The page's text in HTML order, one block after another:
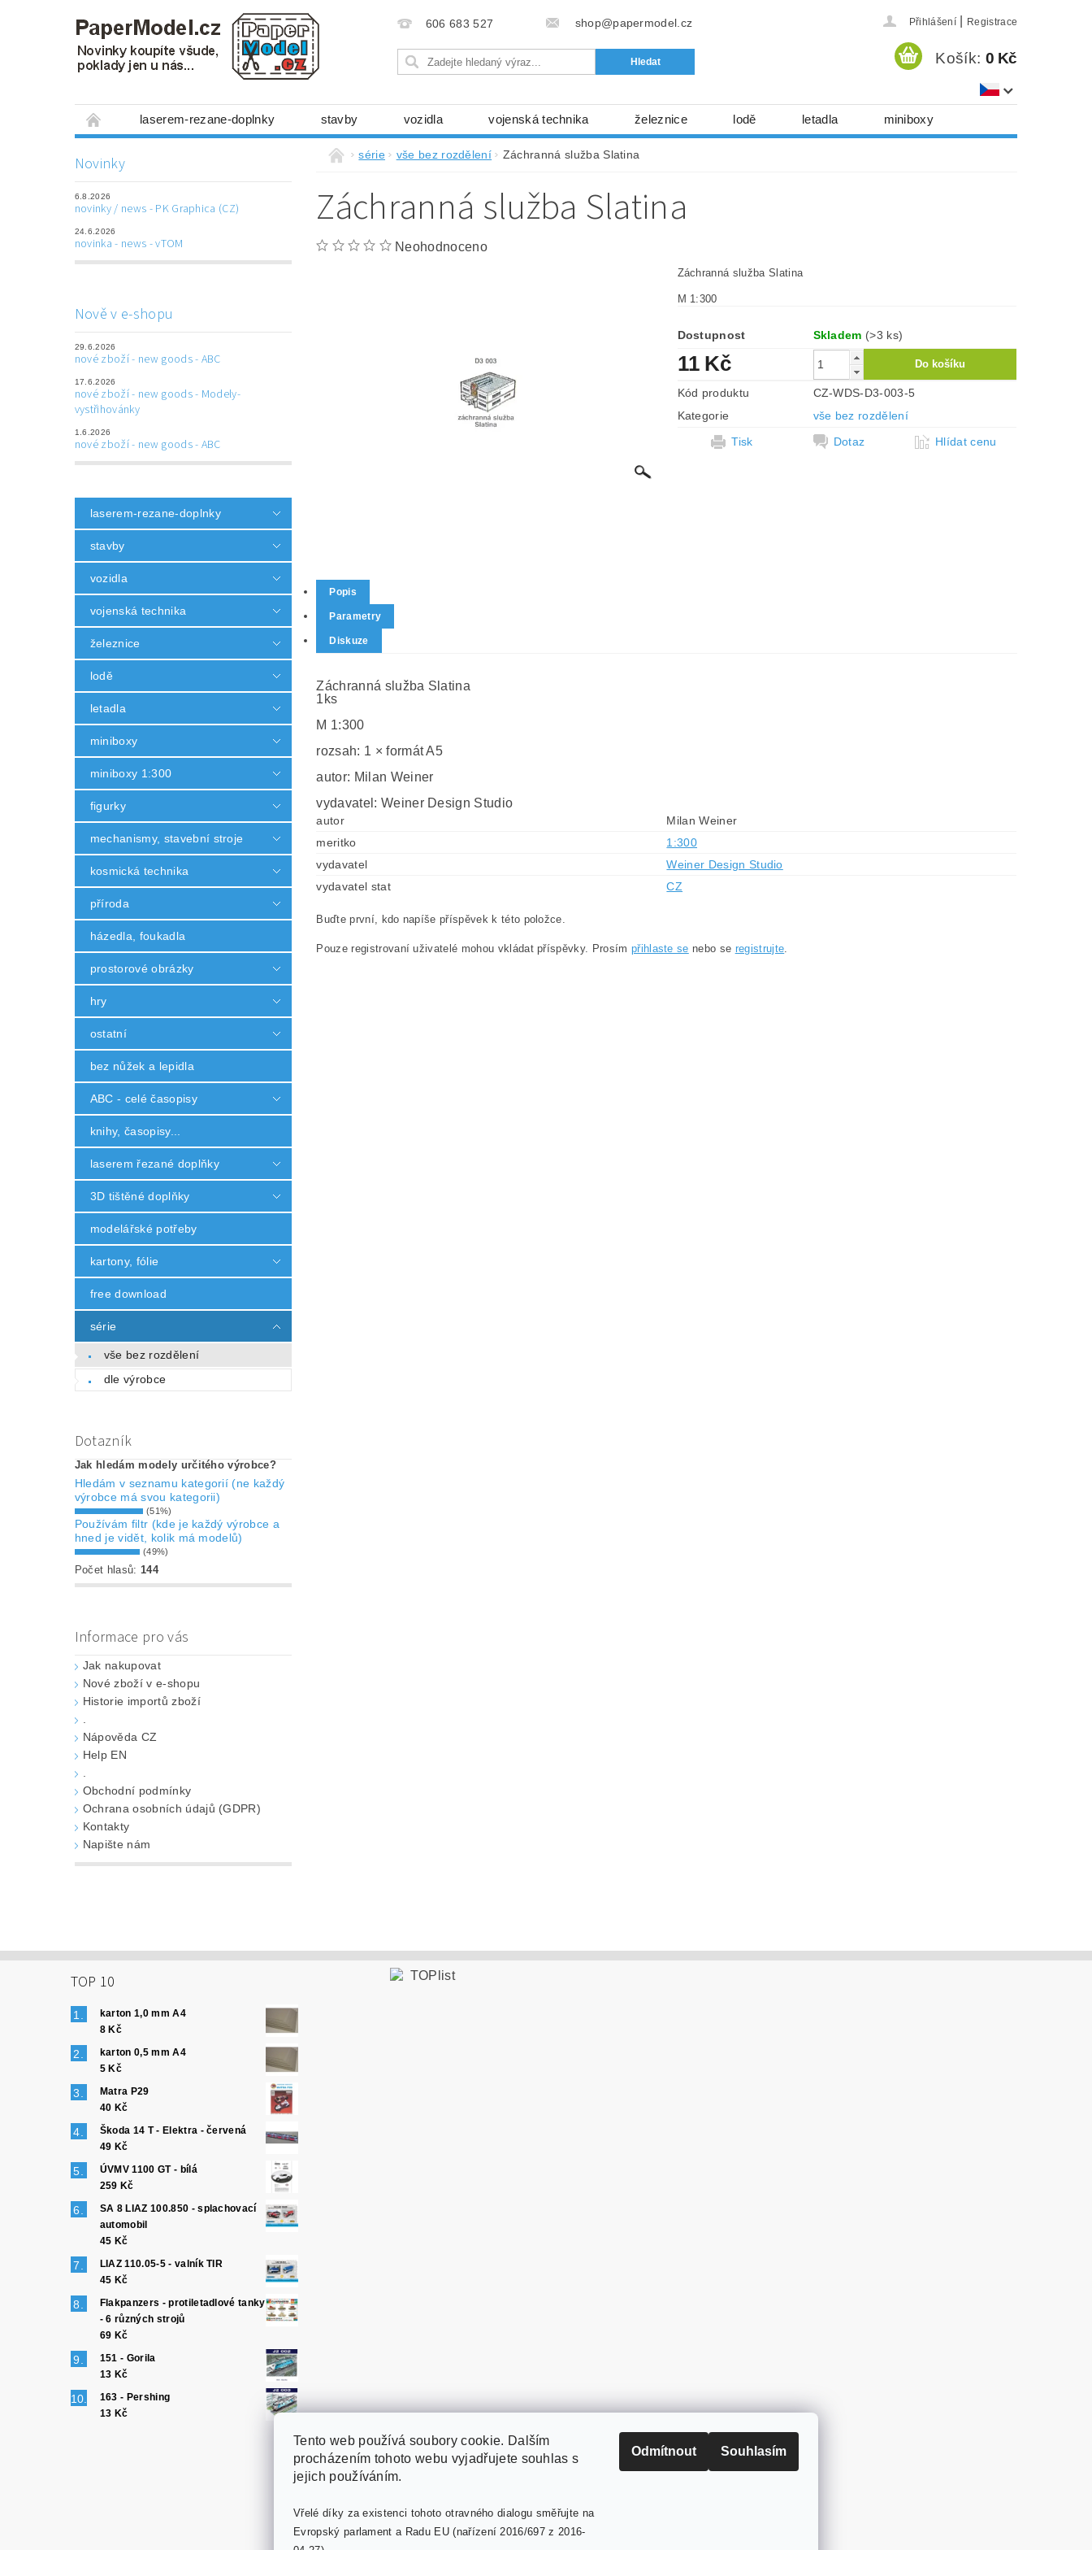
606 683 527 shop@papermodel.cz Přihlášení Registrace
Košík: 0 Kč
laserem-rezane-doplnky stavby vozidla vojenská technika železnice lodě letadla miniboxy
mechanismy, stavební stroje kosmická technika
laserem řezané doplňky 3D tištěné doplňky modelářské potřeby kartony, fólie
Napište nám Obchodní podmínky Ochrana osobních údajů (GDPR)
Novinky
6.8.2026
novinky / news - PK Graphica (CZ)
24.6.2026
novinka - news - vTOM
Nově v e-shopu
29.6.2026
nové zboží - new goods - ABC
17.6.2026
nové zboží - new goods - Modely-
vystřihovánky
1.6.2026
nové zboží - new goods - ABC
laserem-rezane-doplnky
stavby
vozidla
vojenská technika
železnice
lodě
letadla
miniboxy
miniboxy 1:300
figurky
mechanismy, stavební stroje
kosmická technika
příroda
házedla, foukadla
prostorové obrázky
hry
ostatní
bez nůžek a lepidla
ABC - celé časopisy
knihy, časopisy...
laserem řezané doplňky
3D tištěné doplňky
modelářské potřeby
kartony, fólie
free download
série
vše bez rozdělení
dle výrobce
Dotazník
Jak hledám modely určitého výrobce?
Hledám v seznamu kategorií (ne každý
výrobce má svou kategorii)
(51%)
Používám filtr (kde je každý výrobce a
hned je vidět, kolik má modelů)
(49%)
Počet hlasů: 144
Informace pro vás
Jak nakupovat
Nové zboží v e-shopu
Historie importů zboží
Nápověda CZ
Help EN
Obchodní podmínky
Ochrana osobních údajů (GDPR)
Kontakty
Napište nám
série vše bez rozdělení Záchranná služba Slatina
Záchranná služba Slatina
Neohodnoceno
Záchranná služba Slatina
M 1:300
Dostupnost Skladem (>3 ks)
11 Kč
Kód produktu
CZ-WDS-D3-003-5
Kategorie
vše bez rozdělení
Tisk
Dotaz Hlídat cenu
Popis
Parametry
Diskuze
Záchranná služba Slatina
1ks
M 1:300
rozsah: 1 × formát A5
autor: Milan Weiner
vydavatel: Weiner Design Studio
autor
Milan Weiner
meritko
1:300
vydavatel
Weiner Design Studio
vydavatel stat
CZ
Buďte první, kdo napíše příspěvek k této položce.
Pouze registrovaní uživatelé mohou vkládat příspěvky. Prosím přihlaste se nebo se registrujte.
TOP 10
karton 1,0 mm A4
8 Kč
karton 0,5 mm A4
5 Kč
Matra P29
40 Kč
Škoda 14 T - Elektra - červená
49 Kč
ÚVMV 1100 GT - bílá
259 Kč
SA 8 LIAZ 100.850 - splachovací
automobil
45 Kč
LIAZ 110.05-5 - valník TIR
45 Kč
Flakpanzers - protiletadlové tanky
- 6 různých strojů
69 Kč
151 - Gorila
13 Kč
163 - Pershing
13 Kč
PaperModel.cz
Tento web používá soubory cookie. Dalším
procházením tohoto webu vyjadřujete souhlas s
jejich používáním.
Vřelé díky za existenci tohoto otravného dialogu směřujte na
Evropský parlament a Radu EU (nařízení 2016/697 z 2016-
Odmítnout Souhlasím